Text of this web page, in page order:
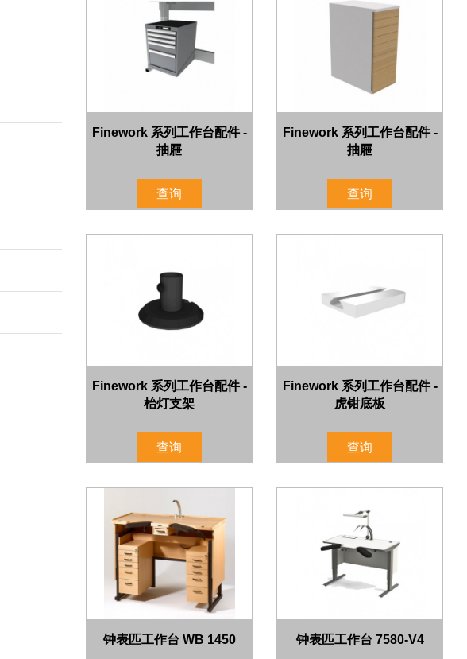
Finework 系列工作台配件 -
抽屜
查询
Finework 系列工作台配件 -
抽屜
查询
Finework 系列工作台配件 -
枱灯支架
查询
Finework 系列工作台配件 -
虎钳底板
查询
钟表匹工作台 WB 1450 钟表匹工作台 7580-V4